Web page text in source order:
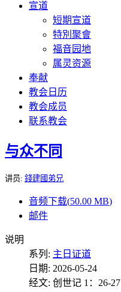
宣道
短期宣道
特別聚會
福音园地
属灵资源
奉献
教会日历
教会成员
联系教会
与众不同
讲员: 錢建國弟兄
音频下载(50.00 MB)
邮件
说明
系列: 主日证道
日期: 2026-05-24
经文: 创世记 1：26-27